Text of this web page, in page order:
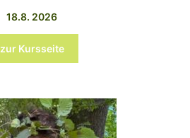
18.8. 2026
zur Kursseite